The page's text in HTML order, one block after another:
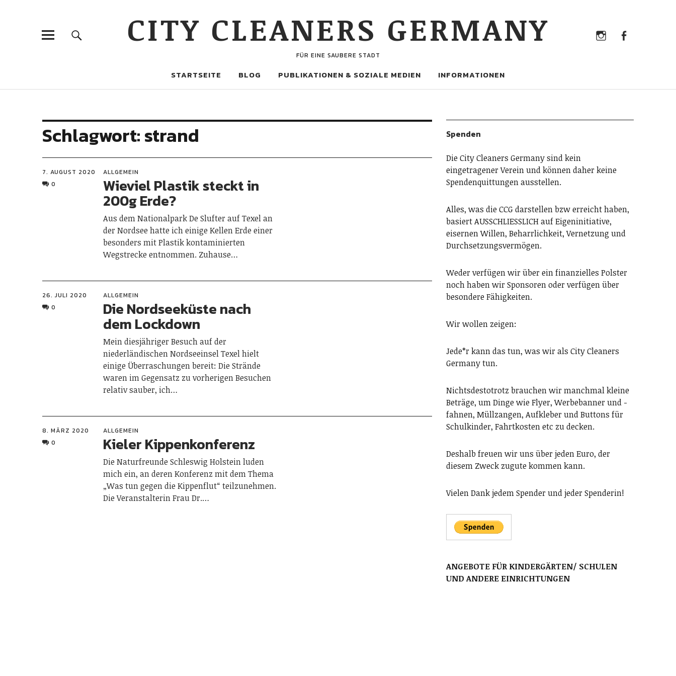
CITY CLEANERS GERMANY
FÜR EINE SAUBERE STADT
STARTSEITE BLOG PUBLIKATIONEN & SOZIALE MEDIEN INFORMATIONEN
Schlagwort:strand
7. AUGUST 2020
0
ALLGEMEIN
Wieviel Plastik steckt in
200g Erde?
Aus dem Nationalpark De Slufter auf Texel an
der Nordsee hatte ich einige Kellen Erde einer
besonders mit Plastik kontaminierten
Wegstrecke entnommen. Zuhause…
26. JULI 2020
0
ALLGEMEIN
Die Nordseeküste nach
dem Lockdown
Mein diesjähriger Besuch auf der
niederländischen Nordseeinsel Texel hielt
einige Überraschungen bereit: Die Strände
waren im Gegensatz zu vorherigen Besuchen
relativ sauber, ich…
8. MÄRZ 2020
0
ALLGEMEIN
Kieler Kippenkonferenz
Die Naturfreunde Schleswig Holstein luden
mich ein, an deren Konferenz mit dem Thema
„Was tun gegen die Kippenflut“ teilzunehmen.
Die Veranstalterin Frau Dr.…
Spenden
Die City Cleaners Germany sind kein
eingetragener Verein und können daher keine
Spendenquittungen ausstellen.
Alles, was die CCG darstellen bzw erreicht haben,
basiert AUSSCHLIESSLICH auf Eigeninitiative,
eisernen Willen, Beharrlichkeit, Vernetzung und
Durchsetzungsvermögen.
Weder verfügen wir über ein finanzielles Polster
noch haben wir Sponsoren oder verfügen über
besondere Fähigkeiten.
Wir wollen zeigen:
Jede*r kann das tun, was wir als City Cleaners
Germany tun.
Nichtsdestotrotz brauchen wir manchmal kleine
Beträge, um Dinge wie Flyer, Werbebanner und -
fahnen, Müllzangen, Aufkleber und Buttons für
Schulkinder, Fahrtkosten etc zu decken.
Deshalb freuen wir uns über jeden Euro, der
diesem Zweck zugute kommen kann.
Vielen Dank jedem Spender und jeder Spenderin!
ANGEBOTE FÜR KINDERGÄRTEN/ SCHULEN
UND ANDERE EINRICHTUNGEN